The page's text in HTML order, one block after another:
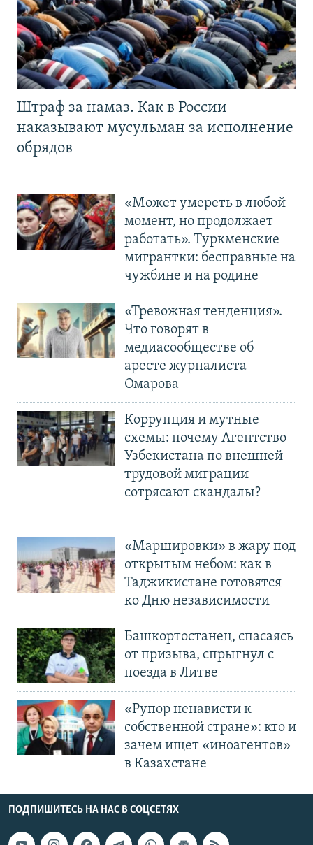
Штраф за намаз. Как в России
наказывают мусульман за исполнение
обрядов
«Может умереть в любой
момент, но продолжает
работать». Туркменские
мигрантки: бесправные на
чужбине и на родине
«Тревожная тенденция».
Что говорят в
медиасообществе об
аресте журналиста
Омарова
Коррупция и мутные
схемы: почему Агентство
Узбекистана по внешней
трудовой миграции
сотрясают скандалы?
«Маршировки» в жару под
открытым небом: как в
Таджикистане готовятся
ко Дню независимости
Башкортостанец, спасаясь
от призыва, спрыгнул с
поезда в Литве
«Рупор ненависти к
собственной стране»: кто и
зачем ищет «иноагентов»
в Казахстане
ПОДПИШИТЕСЬ НА НАС В СОЦСЕТЯХ